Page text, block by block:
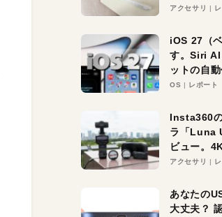
ェイ」レビ
アクセサリ
iOS 27（
す。Siri AI
ットの自
待大の便利
る未来は
OS レポート
Insta360
ラ「Luna
ビュー。
ーム・夜間
アクセサリ
あなたの
大丈夫？